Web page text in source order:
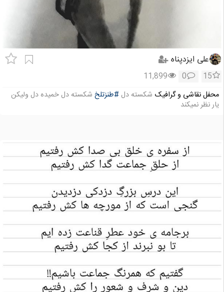
علی ایزدپناه
15
0
11,899
محفل نقاشی و گرافیک شکسته دل #طنزتلخ شکسته دل خمیده دل ولیکن
یار نظر نمیکند